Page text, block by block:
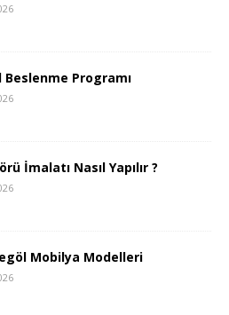
Beslenme Programı
İmalatı Nasıl Yapılır ?
Mobilya Modelleri